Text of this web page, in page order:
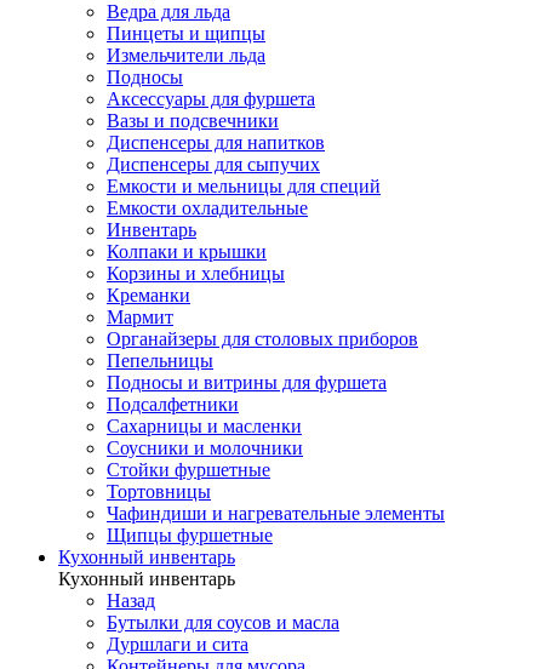
Ведра для льда
Пинцеты и щипцы
Измельчители льда
Подносы
Аксессуары для фуршета
Вазы и подсвечники
Диспенсеры для напитков
Диспенсеры для сыпучих
Емкости и мельницы для специй
Емкости охладительные
Инвентарь
Колпаки и крышки
Корзины и хлебницы
Креманки
Мармит
Органайзеры для столовых приборов
Пепельницы
Подносы и витрины для фуршета
Подсалфетники
Сахарницы и масленки
Соусники и молочники
Стойки фуршетные
Тортовницы
Чафиндиши и нагревательные элементы
Щипцы фуршетные
Кухонный инвентарь
Кухонный инвентарь
Назад
Бутылки для соусов и масла
Дуршлаги и сита